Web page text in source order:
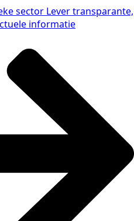
sector Lever transparante,
informatie